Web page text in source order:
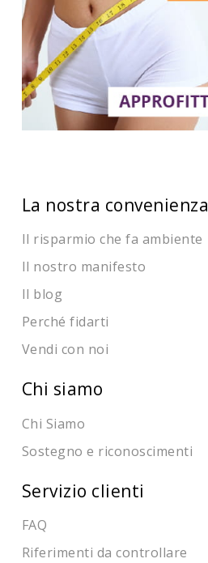
La nostra convenienza
Il risparmio che fa ambiente
Il nostro manifesto
Il blog
Perché fidarti
Vendi con noi
Chi siamo
Chi Siamo
Sostegno e riconoscimenti
Servizio clienti
FAQ
Riferimenti da controllare